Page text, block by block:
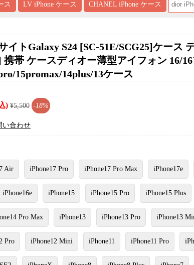
ス LV iPhone ケース CHANEL iPhone ケース
イトGalaxy S24 [SC-51E/SCG25]ケース
携帯 ケースディオー薄型アイフォン 16/
15promax/14plus/13ケース
) ¥5,500 -18%
い合わせ
Air iPhone17 Pro iPhone17 Pro Max iPhone17e
iPhone16e iPhone15 iPhone15 Pro iPhone15 Plus
Pro Max iPhone13 iPhone13 Pro iPhone13
Pro iPhone12 Mini iPhone11 iPhone11 Pro